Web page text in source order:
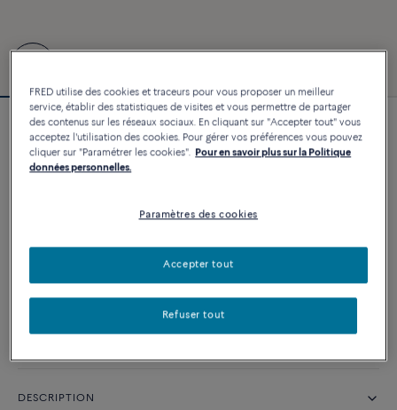
Bracelet Force 10
26 350 €
PERSONNALISER
AJOUTER AU PANIER
DESCRIPTION
FRED utilise des cookies et traceurs pour vous proposer un meilleur
service, établir des statistiques de visites et vous permettre de partager
des contenus sur les réseaux sociaux. En cliquant sur "Accepter tout" vous
acceptez l'utilisation des cookies. Pour gérer vos préférences vous pouvez
cliquer sur "Paramétrer les cookies". Pour en savoir plus sur la Politique
données personnelles.
Paramètres des cookies
Refuser tout
Accepter tout